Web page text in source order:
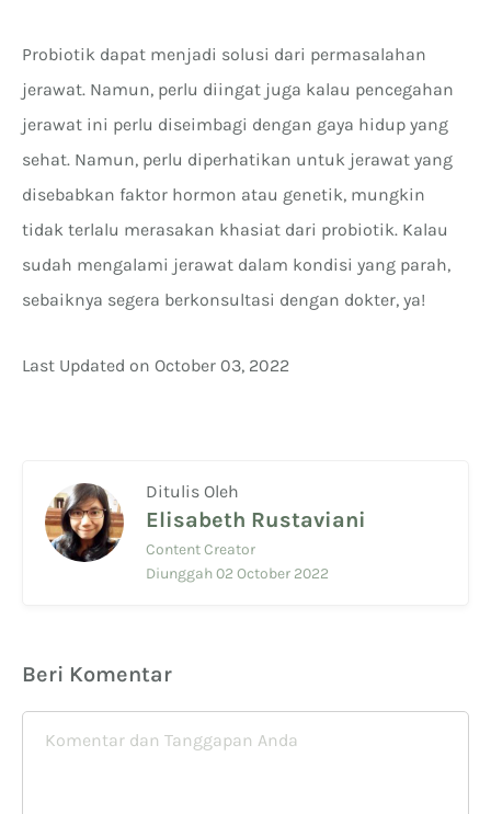
Probiotik dapat menjadi solusi dari permasalahan
jerawat. Namun, perlu diingat juga kalau pencegahan
jerawat ini perlu diseimbagi dengan gaya hidup yang
sehat. Namun, perlu diperhatikan untuk jerawat yang
disebabkan faktor hormon atau genetik, mungkin
tidak terlalu merasakan khasiat dari probiotik. Kalau
sudah mengalami jerawat dalam kondisi yang parah,
sebaiknya segera berkonsultasi dengan dokter, ya!
Last Updated on October 03, 2022
Ditulis Oleh
Elisabeth Rustaviani
Content Creator
Diunggah 02 October 2022
Beri Komentar